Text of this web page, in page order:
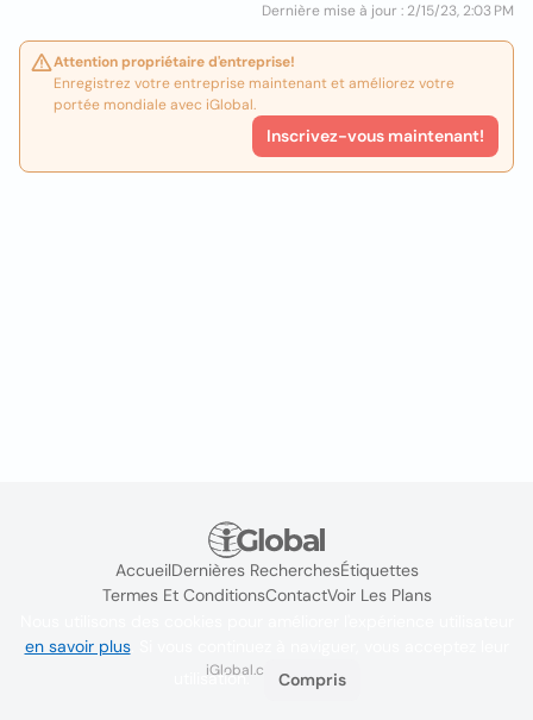
Dernière mise à jour : 2/15/23, 2:03 PM
Attention propriétaire d'entreprise!
Enregistrez votre entreprise maintenant et améliorez votre
portée mondiale avec iGlobal.
Inscrivez-vous maintenant!
AccueilDernières RecherchesÉtiquettes
Termes Et ConditionsContactVoir Les Plans
iGlobal.co @ 2024
en savoir plus. Si vous continuez à naviguer, vous acceptez leur
utilisation.
Compris